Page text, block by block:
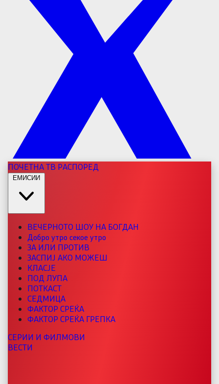
ПОЧЕТНАТВ РАСПОРЕД
ЕМИСИИ
ВЕЧЕРНОТО ШОУ НА БОГДАН
Добро утро секое утро
ЗА ИЛИ ПРОТИВ
ЗАСПИЈ АКО МОЖЕШ
КЛАСЈЕ
ПОД ЛУПА
ПОТКАСТ
СЕДМИЦА
ФАКТОР СРЕЌА
ФАКТОР СРЕЌА ГРЕПКА
СЕРИИ И ФИЛМОВИ
ВЕСТИ